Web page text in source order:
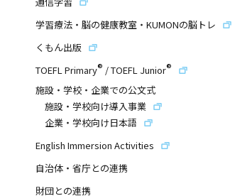
学習療法・脳の健康教室・KUMONの脳トレ
くもん出版
TOEFL Primary® /TOEFL Junior®
施設・学校・企業での公文式
施設・学校向け導入事業
企業・学校向け日本語
English Immersion Activities
自治体・省庁との連携
財団との連携